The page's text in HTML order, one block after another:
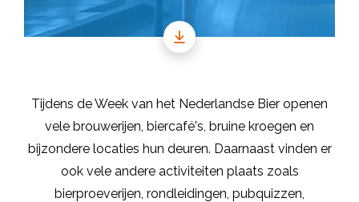
Tijdens de Week van het Nederlandse Bier openen
vele brouwerijen, biercafé's, bruine kroegen en
bijzondere locaties hun deuren. Daarnaast vinden er
ook vele andere activiteiten plaats zoals
bierproeverijen, rondleidingen, pubquizzen,